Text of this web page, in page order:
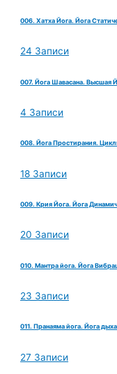
006. Хатха Йога. Йога
24 Записи
007. Йога Шавасана. Высшая
4 Записи
008. Йога Простирания.
18 Записи
009. Крия Йога. Йога
20 Записи
010. Мантра йога. Йога
23 Записи
011. Пранаяма йога. Йога
27 Записи